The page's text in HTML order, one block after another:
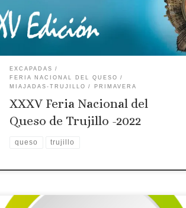
Ibores, además Acehúche está en camino de
conseguirlo. Para poder mostrar los quesos de
Extremadura al mundo desde 1986 en el puente de
EXCAPADAS
FERIA NACIONAL DEL QUESO
MIAJADAS-TRUJILLO
PRIMAVERA
XXXV Feria Nacional del
Queso de Trujillo -2022
queso trujillo